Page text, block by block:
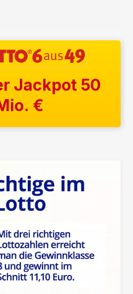
Jackpot 50
€